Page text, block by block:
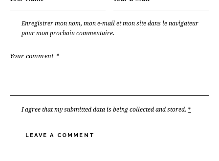
Enregistrer mon nom, mon e-mail et mon site dans le navigateur
pour mon prochain commentaire.
I agree that my submitted data is beingcollected and stored. *